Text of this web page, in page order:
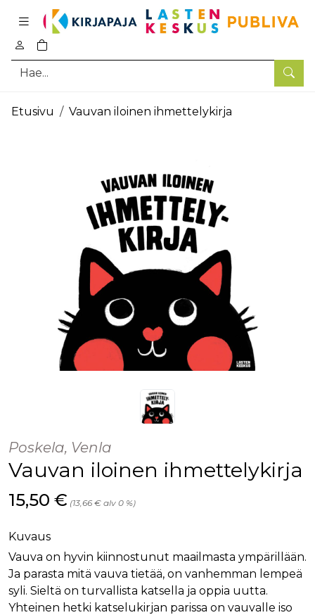
Hae
0
tuotetta ostoskorissa
Pääsisältö
Etusivu Vauvan iloinen ihmettelykirja
Poskela, Venla
Vauvan iloinen ihmettelykirja
Hinta nyt
15,50 € (13,66 € alv 0 %)
Kuvaus
Vauva on hyvin kiinnostunut maailmasta ympärillään.
Ja parasta mitä vauva tietää, on vanhemman lempeä
syli. Sieltä on turvallista katsella ja oppia uutta.
Yhteinen hetki katselukirjan parissa on vauvalle iso